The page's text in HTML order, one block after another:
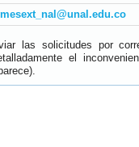
las solicitudes por
el